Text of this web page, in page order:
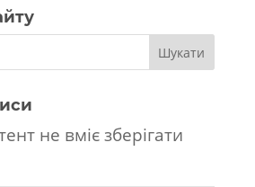
не вміє зберігати